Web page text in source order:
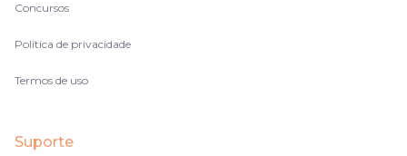
Concursos
Política de privacidade
Termos de uso
Suporte